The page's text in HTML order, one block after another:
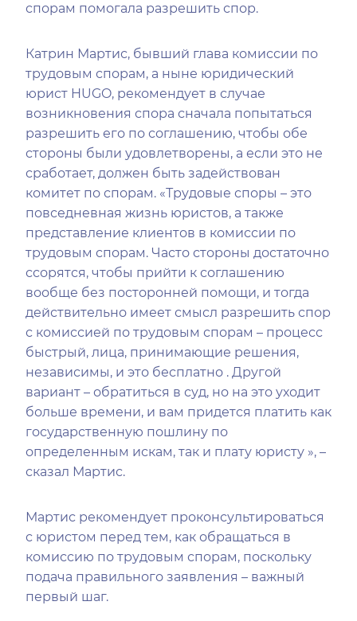
спорам помогала разрешить спор.
Катрин Мартис, бывший глава комиссии по
трудовым спорам, а ныне юридический
юрист HUGO, рекомендует в случае
возникновения спора сначала попытаться
разрешить его по соглашению, чтобы обе
стороны были удовлетворены, а если это не
сработает, должен быть задействован
комитет по спорам. «Трудовые споры – это
повседневная жизнь юристов, а также
представление клиентов в комиссии по
трудовым спорам. Часто стороны достаточно
ссорятся, чтобы прийти к соглашению
вообще без посторонней помощи, и тогда
действительно имеет смысл разрешить спор
с комиссией по трудовым спорам – процесс
быстрый, лица, принимающие решения,
независимы, и это бесплатно . Другой
вариант – обратиться в суд, но на это уходит
больше времени, и вам придется платить как
государственную пошлину по
определенным искам, так и плату юристу », –
сказал Мартис.
Мартис рекомендует проконсультироваться
с юристом перед тем, как обращаться в
комиссию по трудовым спорам, поскольку
подача правильного заявления – важный
первый шаг.